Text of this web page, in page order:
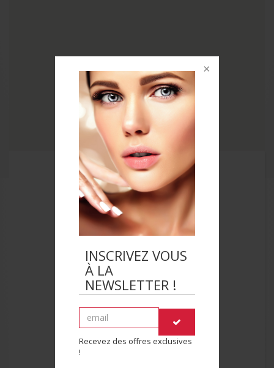
INSCRIVEZ VOUS
À LA
NEWSLETTER !
Recevez des offres exclusives
!